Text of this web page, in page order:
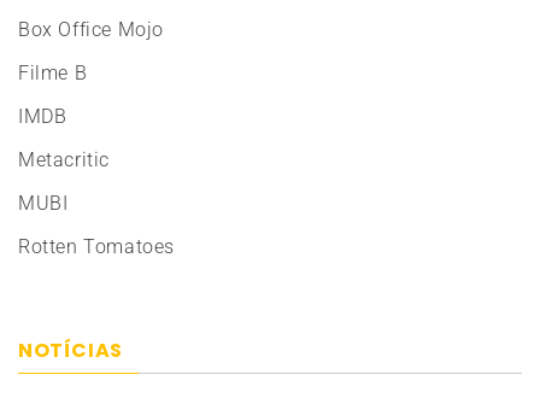
Box Office Mojo
Filme B
IMDB
Metacritic
MUBI
Rotten Tomatoes
NOTÍCIAS